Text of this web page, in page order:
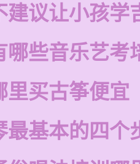
建议让小孩学
哪些音乐艺考
里买古筝便宜
最基本的四个